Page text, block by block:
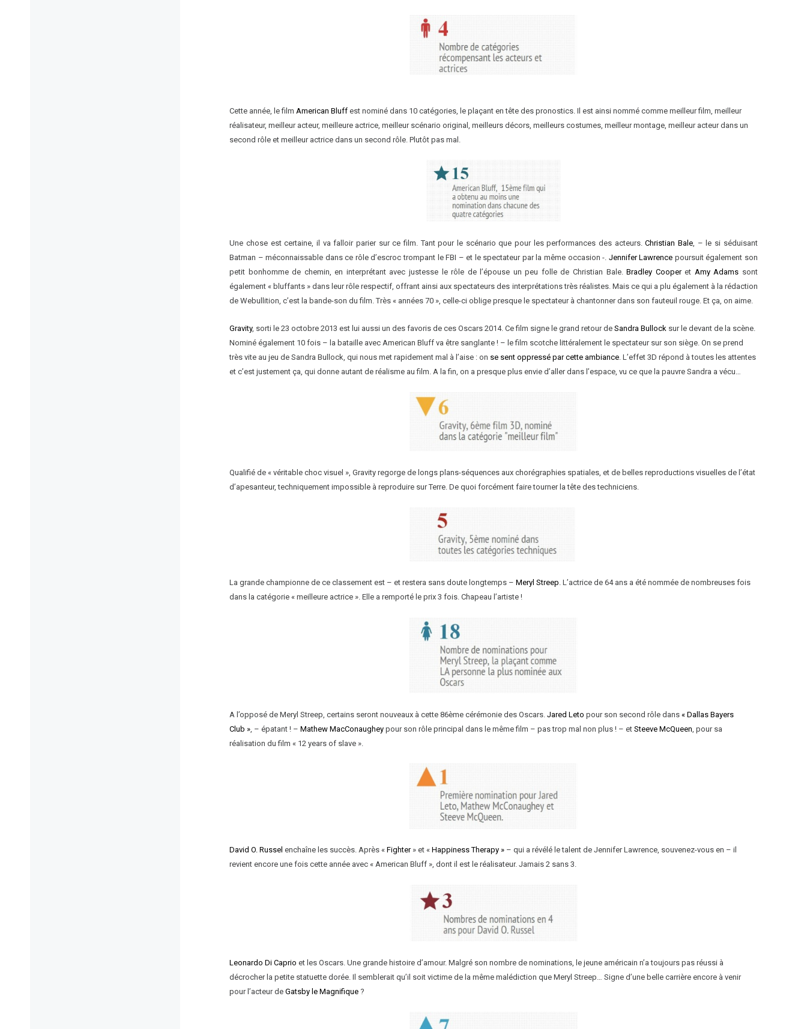
Cette année, le film American Bluff est nominé dans 10 catégories, le plaçant en tête des pronostics. Il est ainsi nommé comme meilleur film, meilleur
réalisateur, meilleur acteur, meilleure actrice, meilleur scénario original, meilleurs décors, meilleurs costumes, meilleur montage, meilleur acteur dans un
second rôle et meilleur actrice dans un second rôle. Plutôt pas mal.
Une chose est certaine, il va falloir parier sur ce film. Tant pour le scénario que pour les performances des acteurs.Christian Bale , – le si séduisant
Batman – méconnaissable dans ce rôle d’escroc trompant le FBI – et le spectateur par la même occasion -. Jennifer Lawrence poursuit également son
petit bonhomme de chemin, en interprétant avec justesse le rôle de l’épouse un peu folle de Christian Bale.Bradley Cooperet Amy Adams sont
également « bluffants » dans leur rôle respectif, offrant ainsi aux spectateurs des interprétations très réalistes. Mais ce qui a plu également à la rédaction
de Webullition, c’est la bande-son du film. Très « années 70 », celle-ci oblige presque le spectateur à chantonner dans son fauteuil rouge. Et ça, on aime.
Gravity, sorti le 23 octobre 2013 est lui aussi un des favoris de ces Oscars 2014. Ce film signe le grand retour deSandra Bullock sur le devant de la scène.
Nominé également 10 fois – la bataille avec American Bluff va être sanglante ! – le film scotche littéralement le spectateur sur son siège. On se prend
très vite au jeu de Sandra Bullock, qui nous met rapidement mal à l’aise : on se sent oppressé par cette ambiance. L’effet 3D répond à toutes les attentes
et c’est justement ça, qui donne autant de réalisme au film. A la fin, on a presque plus envie d’aller dans l’espace, vu ce que la pauvre Sandra a vécu…
Qualifié de « véritable choc visuel », Gravity regorge de longs plans-séquences aux chorégraphies spatiales, et de belles reproductions visuelles de l’état
d’apesanteur, techniquement impossible à reproduire sur Terre. De quoi forcément faire tourner la tête des techniciens.
La grande championne de ce classement est – et restera sans doute longtemps –Meryl Streep. L’actrice de 64 ans a été nommée de nombreuses fois
dans la catégorie « meilleure actrice ». Elle a remporté le prix 3 fois. Chapeau l’artiste !
A l’opposé de Meryl Streep, certains seront nouveaux à cette 86ème cérémonie des Oscars.Jared Leto pour son second rôle dans« Dallas Bayers
Club » , – épatant ! –Mathew MacConaughey pour son rôle principal dans le même film – pas trop mal non plus ! – etSteeve McQueen , pour sa
réalisation du film « 12 years of slave ».
David O. Russel enchaîne les succès. Après «Fighter» et «Happiness Therapy » – qui a révélé le talent de Jennifer Lawrence, souvenez-vous en – il
revient encore une fois cette année avec « American Bluff », dont il est le réalisateur. Jamais 2 sans 3.
Leonardo Di Caprio et les Oscars. Une grande histoire d’amour. Malgré son nombre de nominations, le jeune américain n’a toujours pas réussi à
décrocher la petite statuette dorée. Il semblerait qu’il soit victime de la même malédiction que Meryl Streep… Signe d’une belle carrière encore à venir
pour l’acteur deGatsby le Magnifique ?